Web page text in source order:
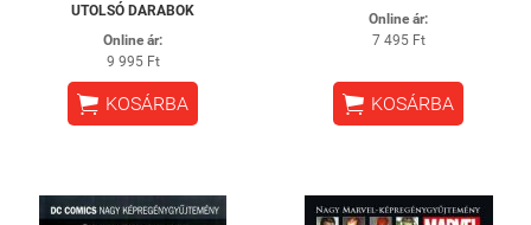
UTOLSÓ DARABOK
Online ár:
9 995 Ft
 KOSÁRBA
Online ár:
7 495 Ft
 KOSÁRBA